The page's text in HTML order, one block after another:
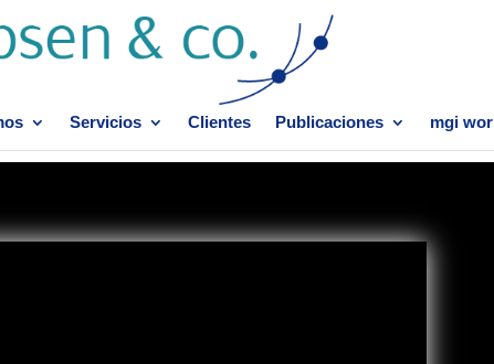
Servicios Clientes Publicaciones mgi